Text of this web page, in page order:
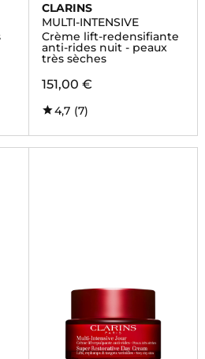
CLARINS
MULTI-INTENSIVE
Crème lift-redensifiante
anti-rides nuit - peaux
très sèches
151,00 €
4,7 (7)